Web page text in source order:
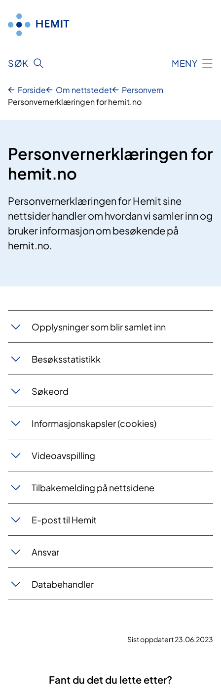
innhold
SØK MENY
Forside Om nettstedet
Personvern
Personvernerklæringen for hemit.no
Personvernerklæringen for
hemit.no
Personvernerklæringen for Hemit sine
nettsider handler om hvordan vi samler inn og
bruker informasjon om besøkende på
hemit.no.
​Opplysninger som blir samlet inn
Besøksstatistikk
Søkeord
Informasjonskapsler (cookies)
Videoavspilling
Tilbakemelding på nettsidene
E-post til Hemit
Ansvar
Databehandler
Sist oppdatert 23.06.2023
Fant du det du lette etter?